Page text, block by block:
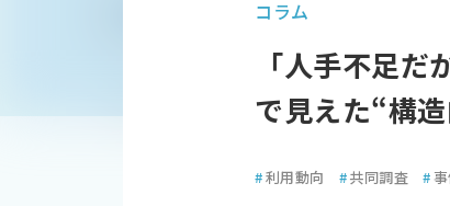
コラム
「人手不足
で見えた“構
#利用動向 #共同調査 #